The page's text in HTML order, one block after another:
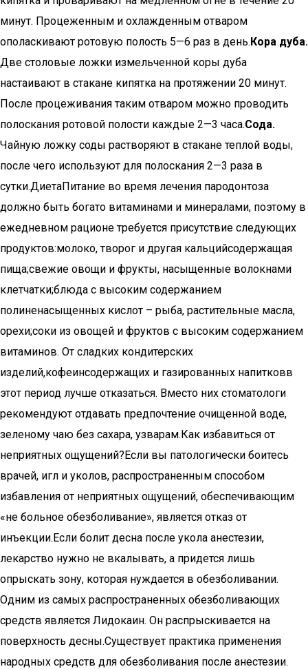
минут. Процеженным и охлажденным отваром
ополаскивают ротовую полость 5—6 раз в день.Кора дуба.
Две столовые ложки измельченной коры дуба
настаивают в стакане кипятка на протяжении 20 минут.
После процеживания таким отваром можно проводить
полоскания ротовой полости каждые 2—3 часа.Сода.
Чайную ложку соды растворяют в стакане теплой воды,
после чего используют для полоскания 2—3 раза в
сутки.ДиетаПитание во время лечения пародонтоза
должно быть богато витаминами и минералами, поэтому в
ежедневном рационе требуется присутствие следующих
продуктов:молоко, творог и другая кальцийсодержащая
пища;свежие овощи и фрукты, насыщенные волокнами
клетчатки;блюда с высоким содержанием
полиненасыщенных кислот – рыба, растительные масла,
орехи;соки из овощей и фруктов с высоким содержанием
витаминов. От сладких кондитерских
изделий,кофеинсодержащих и газированных напитковв
этот период лучше отказаться. Вместо них стоматологи
рекомендуют отдавать предпочтение очищенной воде,
зеленому чаю без сахара, узварам.Как избавиться от
неприятных ощущений?Если вы патологически боитесь
врачей, игл и уколов, распространенным способом
избавления от неприятных ощущений, обеспечивающим
«не больное обезболивание», является отказ от
инъекции.Если болит десна после укола анестезии,
лекарство нужно не вкалывать, а придется лишь
опрыскать зону, которая нуждается в обезболивании.
Одним из самых распространенных обезболивающих
средств является Лидокаин. Он распрыскивается на
поверхность десны.Существует практика применения
народных средств для обезболивания после анестезии.